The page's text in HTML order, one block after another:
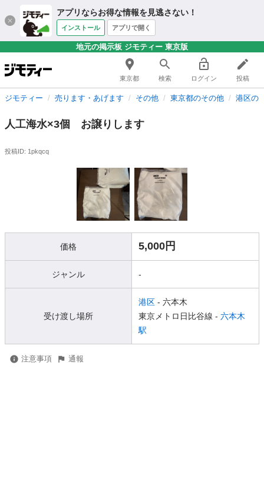
アプリならお得な情報を見逃さない！
インストール アプリで開く
地元の掲示板 ジモティー 東京版
東京都 検索 ログイン 投稿
ジモティー 売ります・あげます その他 東京都のその他 港区の
人工海水×3個 お譲りします
投稿ID: 1pkqcq
価格 5,000円
ジャンル -
受け渡し場所
港区 - 六本木
東京メトロ日比谷線 - 六本木
駅
注意事項 通報